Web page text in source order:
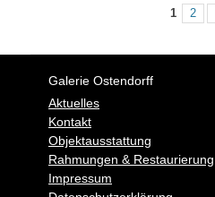
1 2
Galerie Ostendorff
Aktuelles
Kontakt
Objektausstattung
Rahmungen & Restaurierung
Impressum